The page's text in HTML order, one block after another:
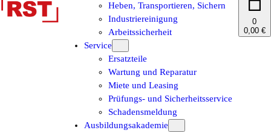
Heben, Transportieren, Sichern
Industriereinigung
Arbeitssicherheit
Service
Ersatzteile
Wartung und Reparatur
Miete und Leasing
Prüfungs- und Sicherheitsservice
Schadensmeldung
Ausbildungsakademie
0
0,00 €